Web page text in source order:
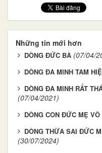
Những tin mới hơn
DÒNG ĐỨC BÀ (07/04/
DÒNG ĐA MINH TAM
DÒNG ĐA MINH RẤT
(07/04/2021)
DÒNG CON ĐỨC MẸ VÔ
DÒNG THỪA SAI ĐỨC
(30/07/2024)